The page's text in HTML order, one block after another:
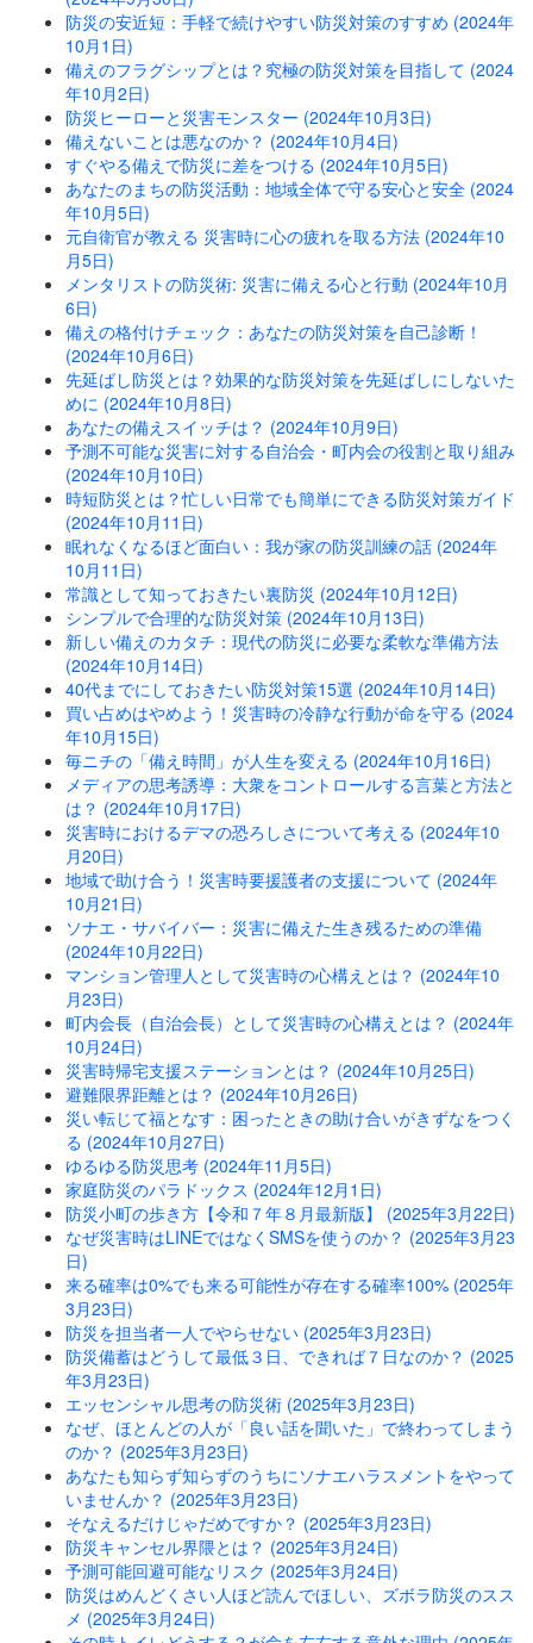
防災の安近短：手軽で続けやすい防災対策のすすめ (2024年
10月1日)
備えのフラグシップとは？究極の防災対策を目指して (2024
年10月2日)
防災ヒーローと災害モンスター (2024年10月3日)
備えないことは悪なのか？ (2024年10月4日)
すぐやる備えで防災に差をつける (2024年10月5日)
あなたのまちの防災活動：地域全体で守る安心と安全 (2024
年10月5日)
元自衛官が教える 災害時に心の疲れを取る方法 (2024年10
月5日)
メンタリストの防災術: 災害に備える心と行動 (2024年10月
6日)
備えの格付けチェック：あなたの防災対策を自己診断！
(2024年10月6日)
先延ばし防災とは？効果的な防災対策を先延ばしにしないた
めに (2024年10月8日)
あなたの備えスイッチは？ (2024年10月9日)
予測不可能な災害に対する自治会・町内会の役割と取り組み
(2024年10月10日)
時短防災とは？忙しい日常でも簡単にできる防災対策ガイド
(2024年10月11日)
眠れなくなるほど面白い：我が家の防災訓練の話 (2024年
10月11日)
常識として知っておきたい裏防災 (2024年10月12日)
シンプルで合理的な防災対策 (2024年10月13日)
新しい備えのカタチ：現代の防災に必要な柔軟な準備方法
(2024年10月14日)
40代までにしておきたい防災対策15選 (2024年10月14日)
買い占めはやめよう！災害時の冷静な行動が命を守る (2024
年10月15日)
毎ニチの「備え時間」が人生を変える (2024年10月16日)
メディアの思考誘導：大衆をコントロールする言葉と方法と
は？ (2024年10月17日)
災害時におけるデマの恐ろしさについて考える (2024年10
月20日)
地域で助け合う！災害時要援護者の支援について (2024年
10月21日)
ソナエ・サバイバー：災害に備えた生き残るための準備
(2024年10月22日)
マンション管理人として災害時の心構えとは？ (2024年10
月23日)
町内会長（自治会長）として災害時の心構えとは？ (2024年
10月24日)
災害時帰宅支援ステーションとは？ (2024年10月25日)
避難限界距離とは？ (2024年10月26日)
災い転じて福となす：困ったときの助け合いがきずなをつく
る (2024年10月27日)
ゆるゆる防災思考 (2024年11月5日)
家庭防災のパラドックス (2024年12月1日)
防災小町の歩き方【令和７年８月最新版】 (2025年3月22日)
なぜ災害時はLINEではなくSMSを使うのか？ (2025年3月23
日)
来る確率は0%でも来る可能性が存在する確率100% (2025年
3月23日)
防災を担当者一人でやらせない (2025年3月23日)
防災備蓄はどうして最低３日、できれば７日なのか？ (2025
年3月23日)
エッセンシャル思考の防災術 (2025年3月23日)
なぜ、ほとんどの人が「良い話を聞いた」で終わってしまう
のか？ (2025年3月23日)
あなたも知らず知らずのうちにソナエハラスメントをやって
いませんか？ (2025年3月23日)
そなえるだけじゃだめですか？ (2025年3月23日)
防災キャンセル界隈とは？ (2025年3月24日)
予測可能回避可能なリスク (2025年3月24日)
防災はめんどくさい人ほど読んでほしい、ズボラ防災のスス
メ (2025年3月24日)